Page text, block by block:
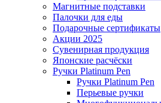
Магнитные подставки
Палочки для еды
Подарочные сертификаты
Акции 2025
Сувенирная продукция
Японские расчёски
Ручки Platinum Pen
Ручки Platinum Pen
Перьевые ручки